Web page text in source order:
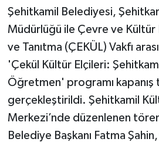
Şehitkamil Belediyesi,
Müdürlüğü ile Çevre ve
ve Tanıtma (ÇEKÜL) Vakfı
'Çekül Kültür Elçileri:
Öğretmen' programı kapanış
gerçekleştirildi. Şehitkamil
Merkezi’nde düzenlenen
Belediye Başkanı Fatma
Yeme-İçme
Yemek